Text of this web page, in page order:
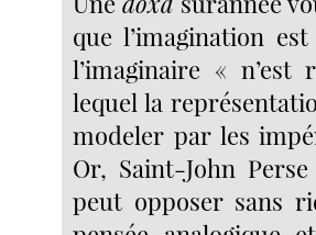
que l’imagination
l’imaginaire «
lequel la
modeler par les
Or, Saint-John
peut opposer sans